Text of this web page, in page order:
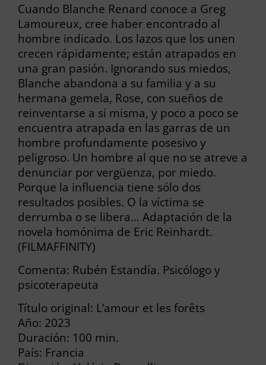
Cuando Blanche Renard conoce a Greg
Lamoureux, cree haber encontrado al
hombre indicado. Los lazos que los unen
crecen rápidamente; están atrapados en
una gran pasión. Ignorando sus miedos,
Blanche abandona a su familia y a su
hermana gemela, Rose, con sueños de
reinventarse a sí misma, y poco a poco se
encuentra atrapada en las garras de un
hombre profundamente posesivo y
peligroso. Un hombre al que no se atreve a
denunciar por vergüenza, por miedo.
Porque la influencia tiene sólo dos
resultados posibles. O la víctima se
derrumba o se libera… Adaptación de la
novela homónima de Eric Reinhardt.
(FILMAFFINITY)
Comenta: Rubén Estandía. Psicólogo y
psicoterapeuta
Título original: L’amour et les forêts
Año: 2023
Duración: 100 min.
País: Francia